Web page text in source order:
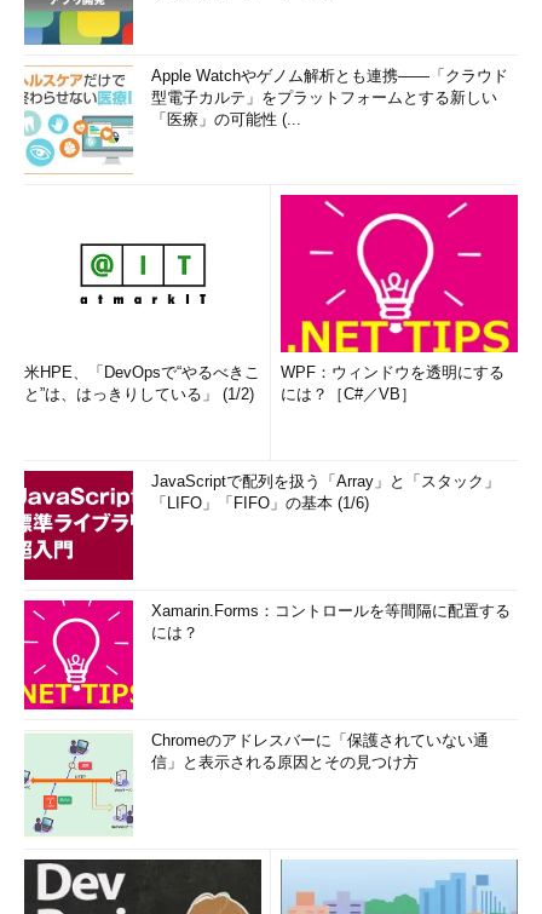
Apple Watchやゲノム解析とも連携――「クラウド
型電子カルテ」をプラットフォームとする新しい
「医療」の可能性 (...
米HPE、「DevOpsで“やるべきこ
と”は、はっきりしている」 (1/2)
WPF：ウィンドウを透明にする
には？［C#／VB］
JavaScriptで配列を扱う「Array」と「スタック」
「LIFO」「FIFO」の基本 (1/6)
Xamarin.Forms：コントロールを等間隔に配置する
には？
Chromeのアドレスバーに「保護されていない通
信」と表示される原因とその見つけ方